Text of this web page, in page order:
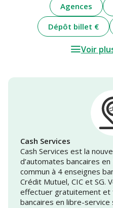
Agences
Dépôt billet €
Voir
Cash Services
Cash Services est la
d’automates bancaires
commun à 4 enseignes
Crédit Mutuel, CIC et SG.
effectuer gratuitement et
bancaires en libre-